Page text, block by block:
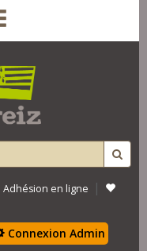
Adhésion en ligne |
Connexion Admin